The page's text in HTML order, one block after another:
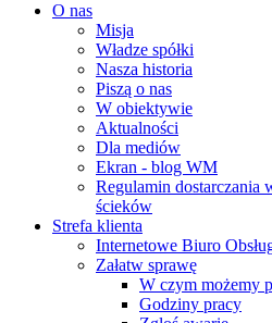
O nas
Misja
Władze spółki
Nasza historia
Piszą o nas
W obiektywie
Aktualności
Dla mediów
Ekran - blog WM
Regulamin dostarczania
ścieków
Strefa klienta
Internetowe Biuro
Załatw sprawę
W czym możemy
Godziny pracy